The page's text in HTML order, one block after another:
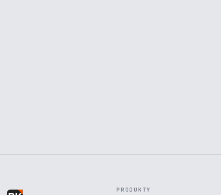
PRODUKTY